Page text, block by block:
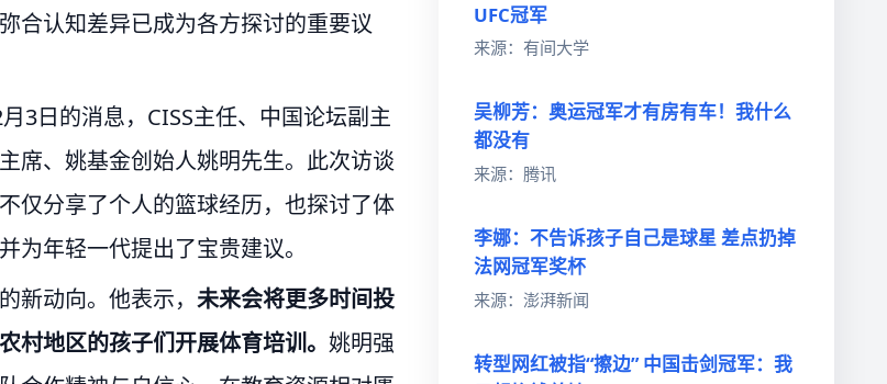
合认知差异已成为各方探讨的重要议
3日的消息，CISS主任、中国论坛副主
席、姚基金创始人姚明先生。此次访谈
仅分享了个人的篮球经历，也探讨了体
为年轻一代提出了宝贵建议。
新动向。他表示， 未来会将更多时间投
村地区的孩子们开展体育培训。 姚明强
UFC冠军
来源：有间大学
吴柳芳：奥运冠军才有房有车！我什么
都没有
来源：腾讯
李娜：不告诉孩子自己是球星 差点扔掉
法网冠军奖杯
来源：澎湃新闻
转型网红被指“擦边” 中国击剑冠军：我